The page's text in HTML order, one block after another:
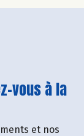
vous à la
et nos